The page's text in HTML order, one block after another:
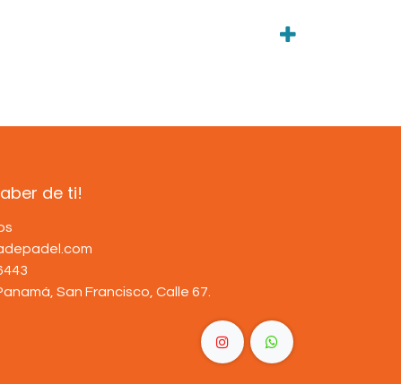
de ti!
San Francisco, Calle 67.